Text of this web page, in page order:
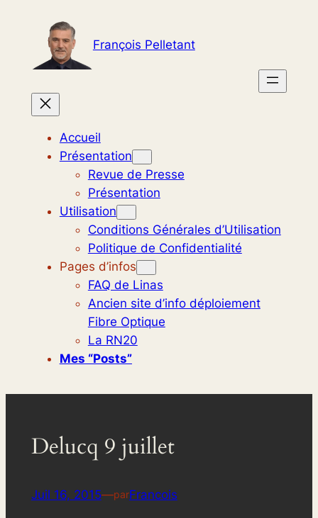
contenu
François Pelletant
Accueil
Présentation
Revue de Presse
Présentation
Utilisation
Conditions Générales d’Utilisation
Politique de Confidentialité
Pages d’infos
FAQ de Linas
Ancien site d’info déploiement
Fibre Optique
La RN20
Mes “posts”
Delucq 9 juillet
Juil 16, 2015—parFrancois